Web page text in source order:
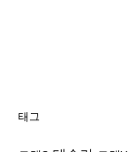
태그